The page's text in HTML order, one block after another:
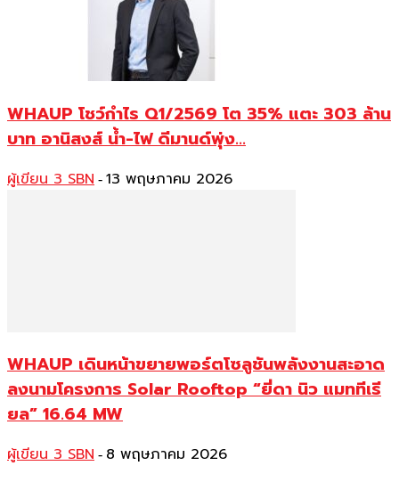
WHAUP โชว์กำไร Q1/2569 โต 35% แตะ 303 ล้าน
บาท อานิสงส์ น้ำ-ไฟ ดีมานด์พุ่ง...
ผู้เขียน 3 SBN - 13 พฤษภาคม 2026
WHAUP เดินหน้าขยายพอร์ตโซลูชันพลังงานสะอาด
ลงนามโครงการ Solar Rooftop “ยี่ดา นิว แมททีเรี
ยล” 16.64 MW
ผู้เขียน 3 SBN - 8 พฤษภาคม 2026